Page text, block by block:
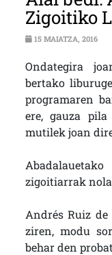
Zigoitiko
15 MAIATZA, 2016
Ondategira
bertako
programaren
ere, gauza
mutilek joan
zigoitiarrak
Andrés Ruiz
ziren, modu
behar den